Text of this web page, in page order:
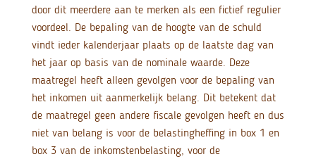
door dit meerdere aan te merken als een fictief regulier
voordeel. De bepaling van de hoogte van de schuld
vindt ieder kalenderjaar plaats op de laatste dag van
het jaar op basis van de nominale waarde. Deze
maatregel heeft alleen gevolgen voor de bepaling van
het inkomen uit aanmerkelijk belang. Dit betekent dat
de maatregel geen andere fiscale gevolgen heeft en dus
niet van belang is voor de belastingheffing in box 1 en
box 3 van de inkomstenbelasting, voor de